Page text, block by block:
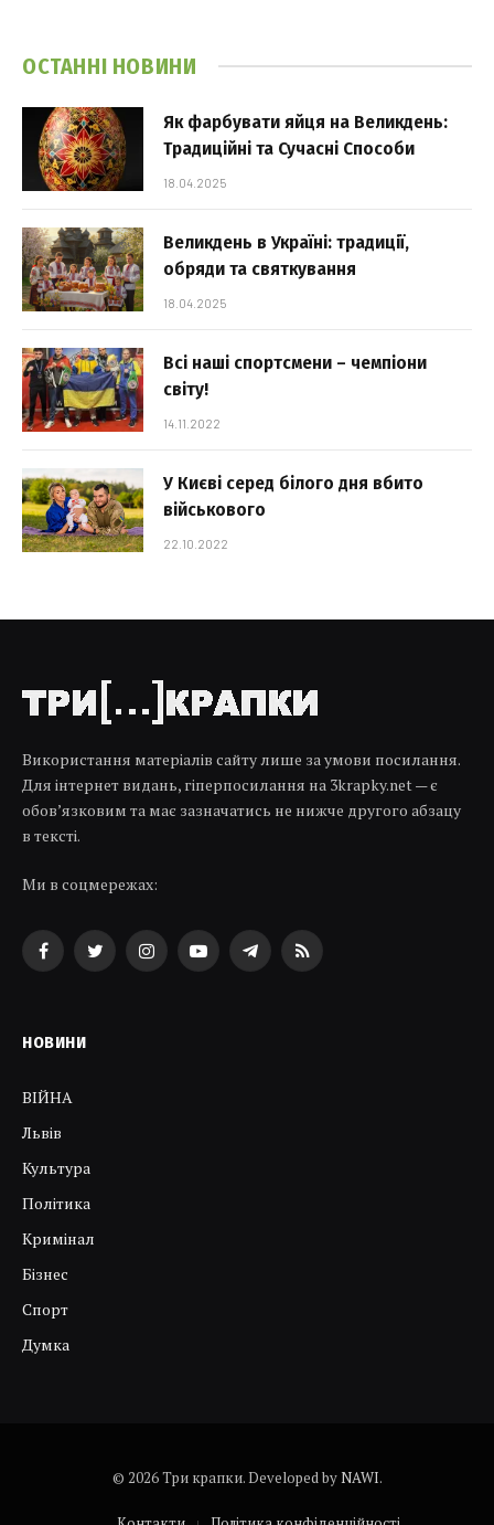
ОСТАННІ НОВИНИ
Як фарбувати яйця на Великдень:
Традиційні та Сучасні Способи
18.04.2025
Великдень в Україні: традиції,
обряди та святкування
18.04.2025
Всі наші спортсмени – чемпіони
світу!
14.11.2022
У Києві серед білого дня вбито
військового
22.10.2022
Використання матеріалів сайту лише за умови посилання.
Для інтернет видань, гіперпосилання на 3krapky.net — є
обов’язковим та має зазначатись не нижче другого абзацу
в тексті.
Ми в соцмережах:
FacebookTwitterInstagramYouTubeTelegramRSS
НОВИНИ
ВІЙНА
Львів
Культура
Політика
Кримінал
Бізнес
Спорт
Думка
© 2026 Три крапки. Developed by NAWI.